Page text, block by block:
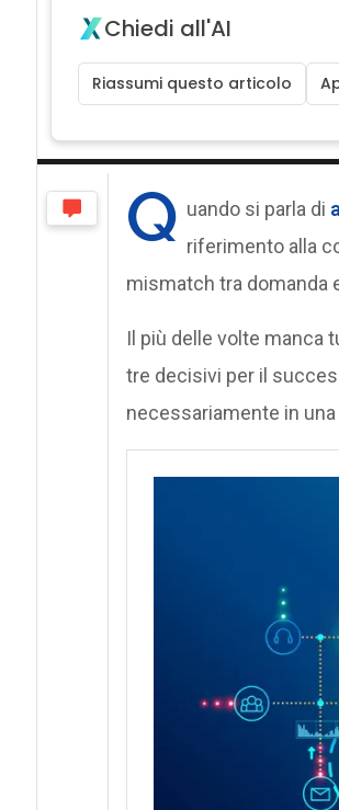
Chiedi all'AI
Riassumi questo articolo
Q uando si parla di
riferimento alla
mismatch tra domanda
Il più delle volte manca
tre decisivi per il
necessariamente in